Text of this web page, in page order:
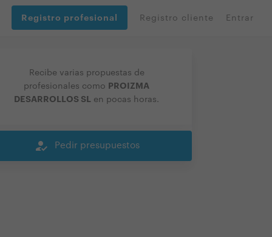
Registro profesional Registro cliente Entrar
Recibe varias propuestas de
profesionales como PROIZMA
DESARROLLOS SL en pocas horas.
how_to_reg Pedir presupuestos